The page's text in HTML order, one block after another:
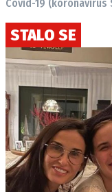
Covid-19 (koronavirus
STALO SE